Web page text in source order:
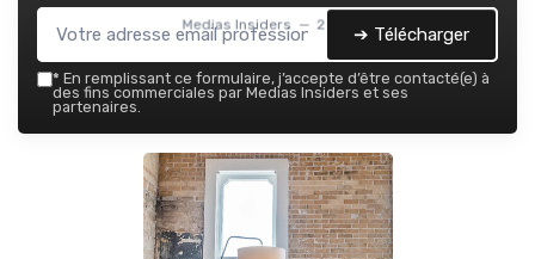
Medias Insiders — 2026
➔ Télécharger
* En remplissant ce formulaire, j’accepte d’être contacté(e) à
des fins commerciales par Medias Insiders et ses
partenaires.